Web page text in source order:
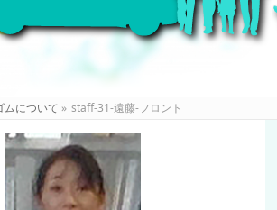
ムについて » staff-31-遠藤-フロント